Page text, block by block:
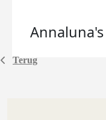
Terug
Annaluna's